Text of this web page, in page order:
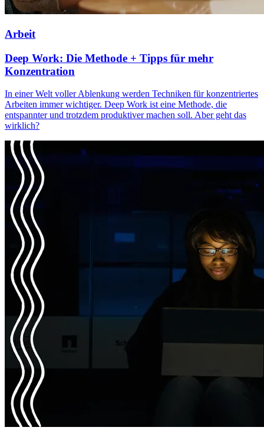
Arbeit
Deep Work: Die Methode + Tipps für mehr
Konzentration
In einer Welt voller Ablenkung werden Techniken für konzentriertes
Arbeiten immer wichtiger. Deep Work ist eine Methode, die
entspannter und trotzdem produktiver machen soll. Aber geht das
wirklich?